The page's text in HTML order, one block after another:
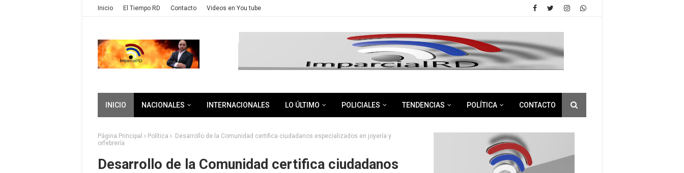
Inicio El Tiempo RD Contacto Videos en You tube
INICIO NACIONALES INTERNACIONALES LO ÚLTIMO POLICIALES TENDENCIAS POLÍTICA CONTACTO
Página Principal Política
Desarrollo de la Comunidad certifica ciudadanos especializados en joyería y
orfebrería
Desarrollo de la Comunidad certifica ciudadanos